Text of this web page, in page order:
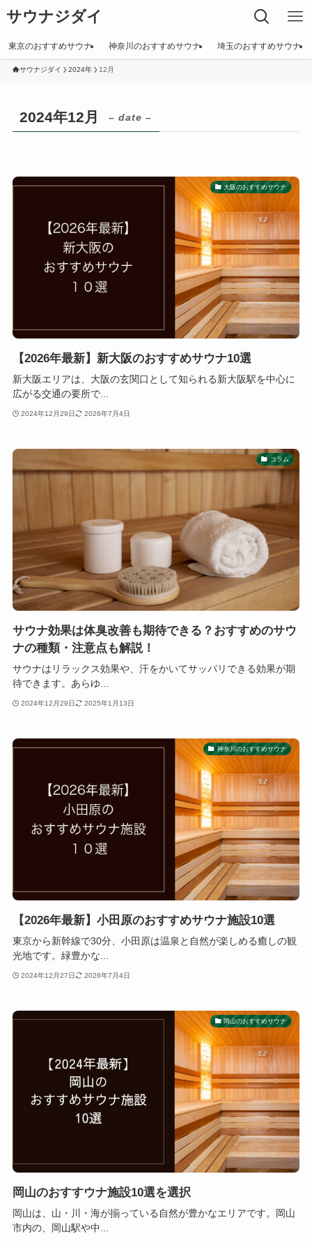
サウナジダイ
東京のおすすめサウナ 神奈川のおすすめサウナ 埼玉のおすすめサウナ
サウナジダイ 2024年 12月
2024年12月 – date –
大阪のおすすめサウナ
【2026年最新】新大阪のおすすめサウナ10選
新大阪エリアは、大阪の玄関口として知られる新大阪駅を中心に
広がる交通の要所で...
2024年12月29日 2026年7月4日
コラム
サウナ効果は体臭改善も期待できる？おすすめのサウ
ナの種類・注意点も解説！
サウナはリラックス効果や、汗をかいてサッパリできる効果が期
待できます。あらゆ...
2024年12月29日 2025年1月13日
神奈川のおすすめサウナ
【2026年最新】小田原のおすすめサウナ施設10選
東京から新幹線で30分、小田原は温泉と自然が楽しめる癒しの観
光地です。緑豊かな...
2024年12月27日 2026年7月4日
岡山のおすすめサウナ
岡山のおすすウナ施設10選を選択
岡山は、山・川・海が揃っている自然が豊かなエリアです。岡山
市内の、岡山駅や中...